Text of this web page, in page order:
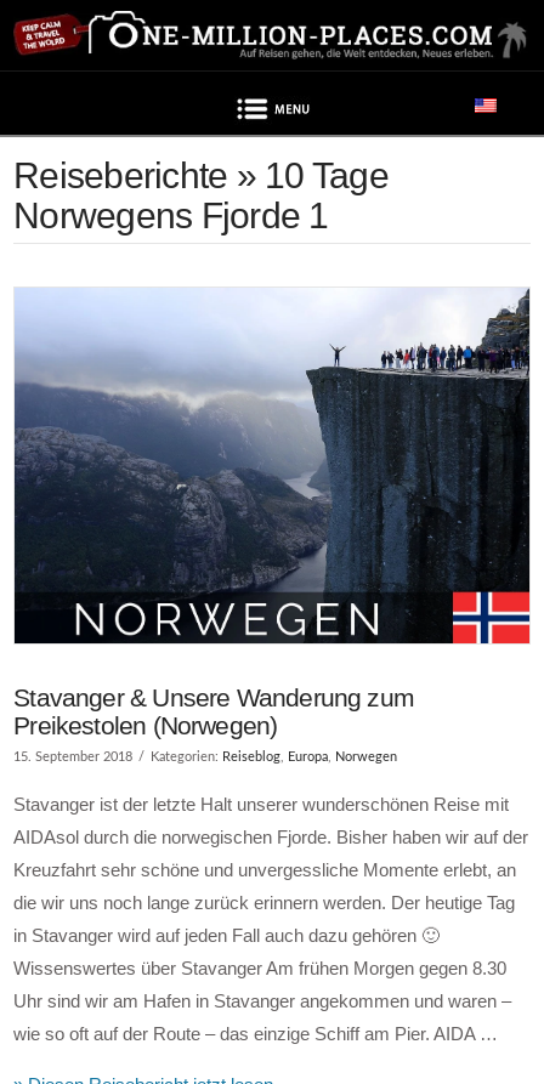
Reiseberichte » 10 Tage
Norwegens Fjorde 1
Stavanger & Unsere Wanderung zum
Preikestolen (Norwegen)
15. September 2018 Kategorien: Reiseblog Europa Norwegen
Stavanger ist der letzte Halt unserer wunderschönen Reise mit
AIDAsol durch die norwegischen Fjorde. Bisher haben wir auf der
Kreuzfahrt sehr schöne und unvergessliche Momente erlebt, an
die wir uns noch lange zurück erinnern werden. Der heutige Tag
in Stavanger wird auf jeden Fall auch dazu gehören 🙂
Wissenswertes über Stavanger Am frühen Morgen gegen 8.30
Uhr sind wir am Hafen in Stavanger angekommen und waren –
wie so oft auf der Route – das einzige Schiff am Pier. AIDA …